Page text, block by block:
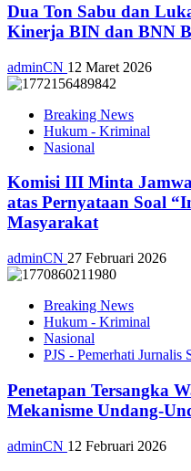
Dua Ton Sabu dan
Kinerja BIN dan BNN
adminCN 12 Maret 2026
Breaking News
Hukum - Kriminal
Nasional
Komisi III Minta
atas Pernyataan Soal
Masyarakat
adminCN 27 Februari 2026
Breaking News
Hukum - Kriminal
Nasional
PJS - Pemerhati Jurnalis
Penetapan Tersangka
Mekanisme Undang-
adminCN 12 Februari 2026